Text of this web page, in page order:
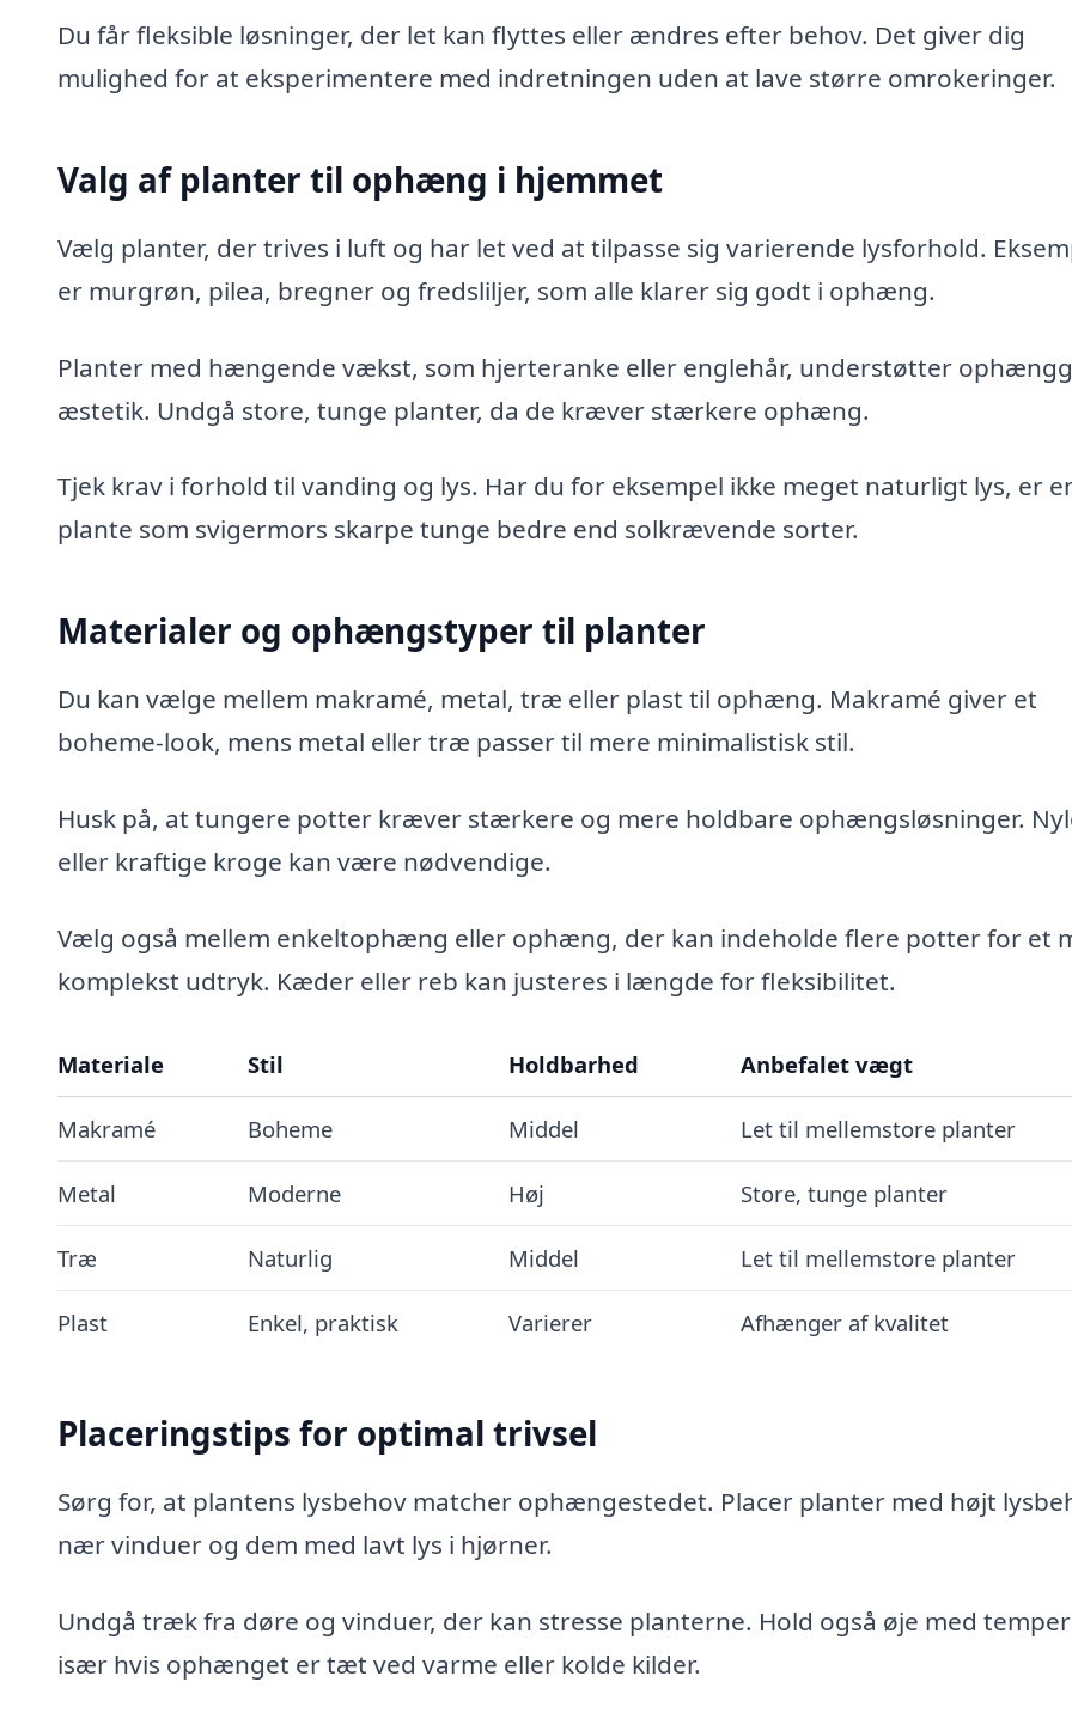
Du får fleksible løsninger, der let kan flyttes eller ændres efter behov. Det giver dig
mulighed for at eksperimentere med indretningen uden at lave større omrokeringer.
Valg af planter til ophæng i hjemmet
Vælg planter, der trives i luft og har let ved at tilpasse sig varierende lysforhold.
er murgrøn, pilea, bregner og fredsliljer, som alle klarer sig godt i ophæng.
Planter med hængende vækst, som hjerteranke eller englehår, understøtter
æstetik. Undgå store, tunge planter, da de kræver stærkere ophæng.
Tjek krav i forhold til vanding og lys. Har du for eksempel ikke meget naturligt lys, er
plante som svigermors skarpe tunge bedre end solkrævende sorter.
Materialer og ophængstyper til planter
Du kan vælge mellem makramé, metal, træ eller plast til ophæng. Makramé giver et
boheme-look, mens metal eller træ passer til mere minimalistisk stil.
Husk på, at tungere potter kræver stærkere og mere holdbare ophængsløsninger.
eller kraftige kroge kan være nødvendige.
Vælg også mellem enkeltophæng eller ophæng, der kan indeholde flere potter for et
komplekst udtryk. Kæder eller reb kan justeres i længde for fleksibilitet.
Materiale Stil Holdbarhed Anbefalet vægt
Makramé Boheme Middel Let til mellemstore planter
Metal Moderne Høj Store, tunge planter
Træ Naturlig Middel Let til mellemstore planter
Plast Enkel, praktisk Varierer Afhænger af kvalitet
Placeringstips for optimal trivsel
Sørg for, at plantens lysbehov matcher ophængestedet. Placer planter med højt
nær vinduer og dem med lavt lys i hjørner.
Undgå træk fra døre og vinduer, der kan stresse planterne. Hold også øje med
især hvis ophænget er tæt ved varme eller kolde kilder.